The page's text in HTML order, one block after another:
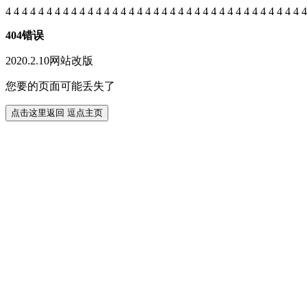
4 4 4 4 4 4 4 4 4 4 4 4 4 4 4 4 4 4 4 4 4 4 4 4 4 4 4 4 4 4 4 4 4 4 4 4 4
404错误
2020.2.10网站改版
您要的页面可能丢失了
点击这里返回 逗点主页